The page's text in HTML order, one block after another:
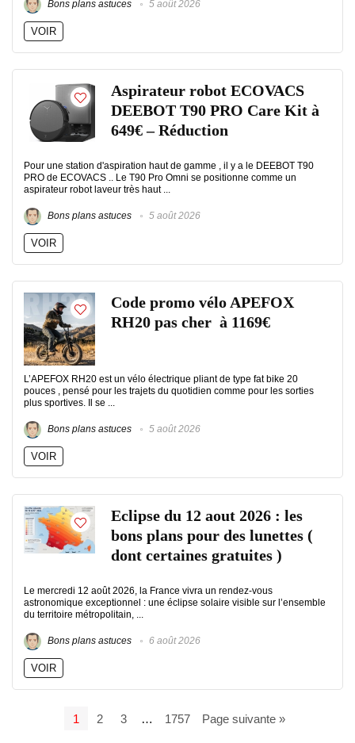
Bons plans astuces 5 août 2026
VOIR
Aspirateur robot ECOVACS
DEEBOT T90 PRO Care Kit à
649€ – Réduction
Pour une station d'aspiration haut de gamme , il y a le DEEBOT T90
PRO de ECOVACS .. Le T90 Pro Omni se positionne comme un
aspirateur robot laveur très haut ...
Bons plans astuces 5 août 2026
VOIR
Code promo vélo APEFOX
RH20 pas cher à 1169€
L’APEFOX RH20 est un vélo électrique pliant de type fat bike 20
pouces , pensé pour les trajets du quotidien comme pour les sorties
plus sportives. Il se ...
Bons plans astuces 5 août 2026
VOIR
Eclipse du 12 aout 2026 : les
bons plans pour des lunettes (
dont certaines gratuites )
Le mercredi 12 août 2026, la France vivra un rendez-vous
astronomique exceptionnel : une éclipse solaire visible sur l’ensemble
du territoire métropolitain, ...
Bons plans astuces 6 août 2026
VOIR
1 2 3 … 1757 Page suivante »